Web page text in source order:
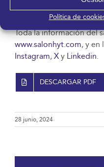
Política de
Empresarios Hoteleros
Toda la información del
www.salonhyt.com, y en
Instagram, Xy Linkedin.
DESCARGAR PDF
28 junio, 2024